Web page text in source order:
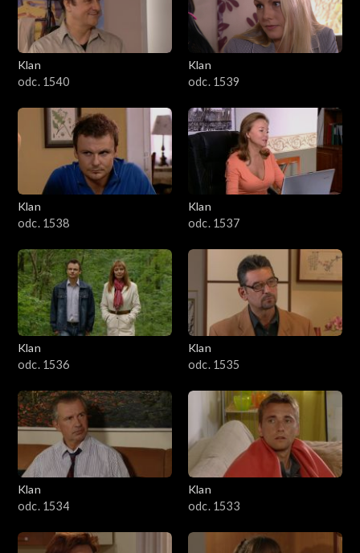
Klan
odc. 1540
Klan
odc. 1539
Klan
odc. 1538
Klan
odc. 1537
Klan
odc. 1536
Klan
odc. 1535
Klan
odc. 1534
Klan
odc. 1533